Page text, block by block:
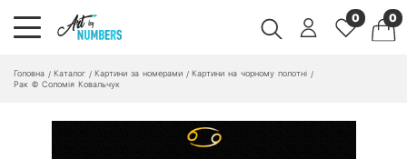
0 0
Головна / Каталог / Картини за номерами / Картини на чорному полотні /
Рак © Соломія Ковальчук